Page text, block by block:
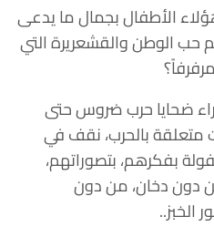
الأطفال بجمال ما يدعى
حب الوطن والقشعريرة التي
ضحايا حرب ضروس حتى
بالحرب، نقف في
بفكرهم، بتصوراتهم،
دون دخان، من دون
الخبز..